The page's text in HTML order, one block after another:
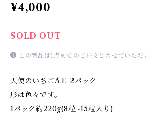
¥4,000
SOLD OUT
この商品は1点までのご注文とさせていただ
天使のいちごA.E 2パック
形は色々です。
1パック約220g(8粒~15粒入り)